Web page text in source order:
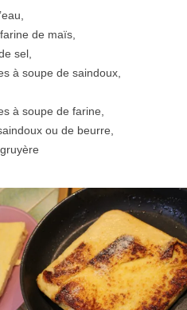
de maïs,
sel,
à soupe de saindoux,
à soupe de farine,
ou de beurre,